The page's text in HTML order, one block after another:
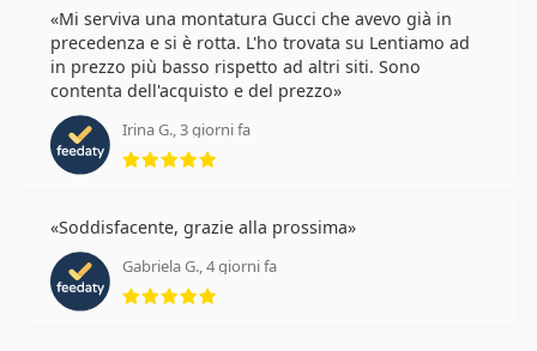
Mi serviva una montatura Gucci che avevo già in
precedenza e si è rotta. L'ho trovata su Lentiamo ad
in prezzo più basso rispetto ad altri siti. Sono
contenta dell'acquisto e del prezzo
Irina G., 3 giorni fa
Soddisfacente, grazie alla prossima
Gabriela G., 4 giorni fa
valutazione 5 di 5